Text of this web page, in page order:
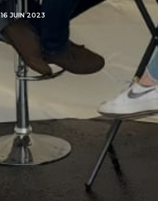
16 JUIN 2023